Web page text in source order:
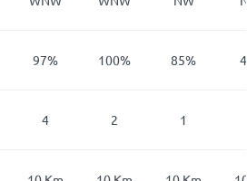
97% 100% 85%
4 2 1